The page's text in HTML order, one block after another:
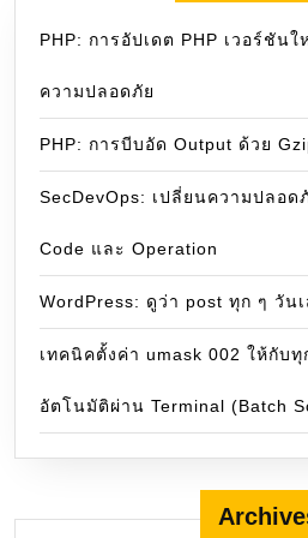
PHP: การอัปเดต PHP เวอร์ชันใ
ความปลอดภัย
PHP: การบีบอัด Output ด้วย
SecDevOps: เปลี่ยนความปลอด
Code และ Operation
WordPress: ดูว่า post ทุก ๆ วัน
เทคนิคตั้งค่า umask 002 ให้กับ
อัตโนมัติผ่าน Terminal (Batch